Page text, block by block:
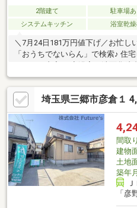
2階建て 駐車場あ
システムキッチン
浴室乾
＼7月24日181万円値下げ／お忙し
「おうちでないらん」で検索♪ 住
ムキッチン一部新規交換♪ ◆床材
装、バルコニートップコート♪ ◆
ーン例2 999万円、期間35年払い、
月々81 617円（ボーナス払い無し
で気になる物件がございましたら
埼玉県三郷市彦倉１
間取り
建物
土地
築年
「彦